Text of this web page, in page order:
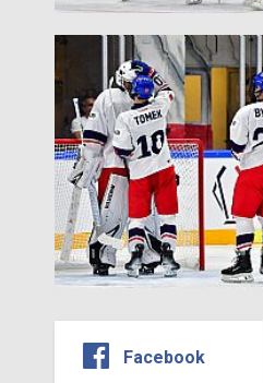
Facebook